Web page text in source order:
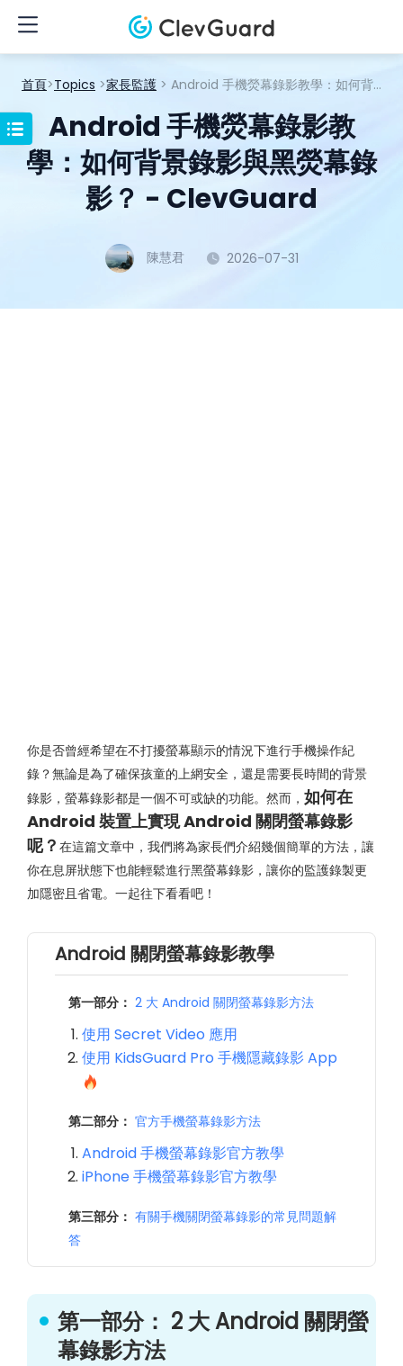
首頁>Topics >家長監護 > Android 手機熒幕錄影教學：如何背景錄影與黑熒幕錄影？ - ClevGuard
Android 手機熒幕錄影教
學：如何背景錄影與黑熒幕錄
影？ - ClevGuard
陳慧君 2026-07-31
你是否曾經希望在不打擾螢幕顯示的情況下進行手機操作紀
錄？無論是為了確保孩童的上網安全，還是需要長時間的背景
錄影，螢幕錄影都是一個不可或缺的功能。然而， 如何在
Android 裝置上實現 Android 關閉螢幕錄影
呢？ 在這篇文章中，我們將為家長們介紹幾個簡單的方法，讓
你在息屏狀態下也能輕鬆進行黑螢幕錄影，讓你的監護錄製更
加隱密且省電。一起往下看看吧！
Android 關閉螢幕錄影教學
第一部分： 2 大 Android 關閉螢幕錄影方法
使用 Secret Video 應用
使用 KidsGuard Pro 手機隱藏錄影 App
第二部分： 官方手機螢幕錄影方法
Android 手機螢幕錄影官方教學
iPhone 手機螢幕錄影官方教學
第三部分： 有關手機關閉螢幕錄影的常見問題解
答
第一部分： 2 大 Android 關閉螢
幕錄影方法